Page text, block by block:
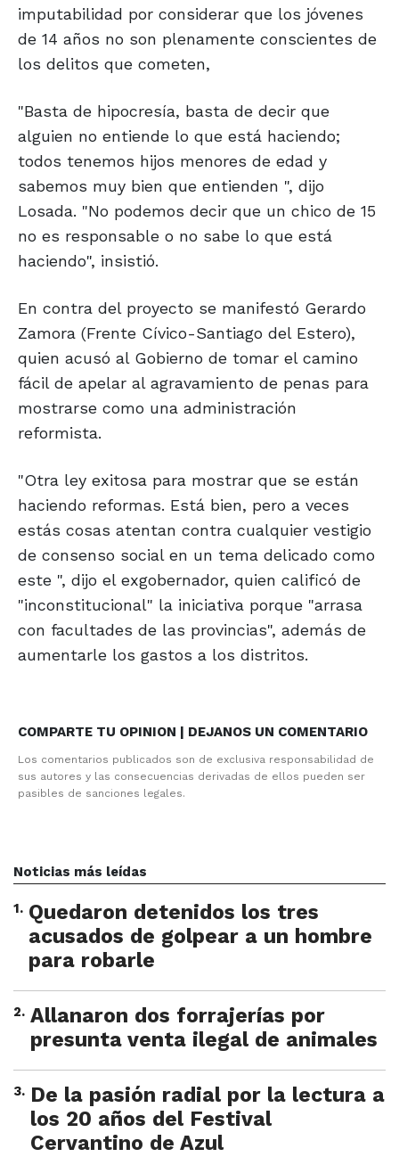
imputabilidad por considerar que los jóvenes
de 14 años no son plenamente conscientes de
los delitos que cometen,
"Basta de hipocresía, basta de decir que
alguien no entiende lo que está haciendo;
todos tenemos hijos menores de edad y
sabemos muy bien que entienden ", dijo
Losada. "No podemos decir que un chico de 15
no es responsable o no sabe lo que está
haciendo", insistió.
En contra del proyecto se manifestó Gerardo
Zamora (Frente Cívico-Santiago del Estero),
quien acusó al Gobierno de tomar el camino
fácil de apelar al agravamiento de penas para
mostrarse como una administración
reformista.
"Otra ley exitosa para mostrar que se están
haciendo reformas. Está bien, pero a veces
estás cosas atentan contra cualquier vestigio
de consenso social en un tema delicado como
este ", dijo el exgobernador, quien calificó de
"inconstitucional" la iniciativa porque "arrasa
con facultades de las provincias", además de
aumentarle los gastos a los distritos.
COMPARTE TU OPINION | DEJANOS UN COMENTARIO
Los comentarios publicados son de exclusiva responsabilidad de
sus autores y las consecuencias derivadas de ellos pueden ser
pasibles de sanciones legales.
Noticias más leídas
1. Quedaron detenidos los tres
acusados de golpear a un hombre
para robarle
2. Allanaron dos forrajerías por
presunta venta ilegal de animales
3. De la pasión radial por la lectura a
los 20 años del Festival
Cervantino de Azul